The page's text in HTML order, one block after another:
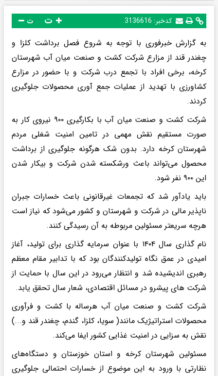
کدخبر: 3136616 ت
به گزارش خبرفوری با توجه به شروع فصل برداشت کلزا و
چغندر قند از مزارع شرکت کشت و صنعت میان آب شهرستان
کرخه، برخی افراد با تجمع درب شرکت و با حضور در مزارع
کشاورزی با تهدید از عملیات جمع آوری محصولات جلوگیری
کردند.
شرکت کشت و صنعت میان آب با بکارگیری ۹۰۰ نیروی کار به
صورت مستقیم نقش مهمی در تامین امنیت شغلی مردم
شهرستان کرخه دارد. بدون شک هرگونه جلوگیری از برداشت
محصول می‌تواند باعث ورشکسته شدن شرکت و بیکار شدن
این ۹۰۰ نفر شود.
باید یادآور شد که تجمعات غیرقانونی باعث خسارات جبران
ناپذیر مالی در شرکت و شهرستان و کشور می‌شود که نیاز است
هرچه سریعتر مسئولین مربوطه به آن رسیدگی کنند.
نام گذاری سال ۱۴۰۴ با عنوان سرمایه گذاری برای تولید، آغاز
امیدی در عمق نگاه تولیدکنندگان بود که با تدابیر مقام معظم
رهبری اندیشیده شد و انتظار می‌رود در این سال با حمایت از
شرکت های پیشرو در مسائل اقتصادی، شعار سال تحقق یابد.
شرکت کشت و صنعت میان آب هرساله با کشت و فرآوری
محصولات استراتیژیک مانند( سویا، کلزا، گندم، چغندر قند و...)
نقش به سزایی در امنیت غذایی کشور ایفا می‌کند.
مسئولین شهرستان کرخه و استان خوزستان و دستگاه‌های
نظارتی با ورود به این موضوع از خسارات احتمالی جلوگیری